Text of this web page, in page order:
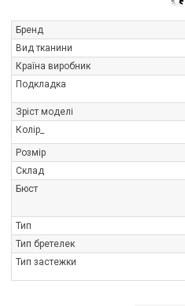
Бренд
Вид тканини
Країна виробник
Подкладка
Зріст моделі
Колір_
Розмір
Склад
Бюст
Тип
Тип бретелек
Тип застежки